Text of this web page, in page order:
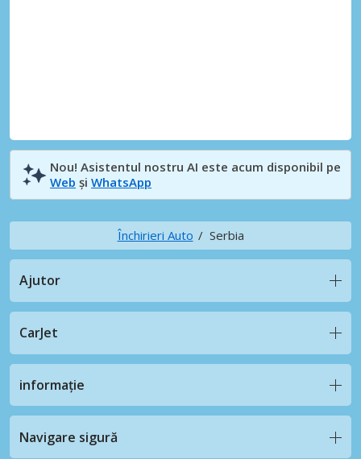
Nou! Asistentul nostru AI este acum disponibil pe
Web și WhatsApp
Închirieri Auto Serbia
Ajutor
CarJet
informație
Navigare sigură